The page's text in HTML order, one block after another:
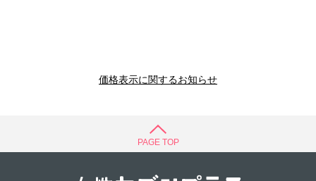
価格表示に関するお知らせ
PAGE TOP